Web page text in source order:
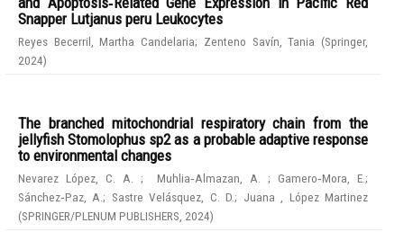
Snapper Lutjanus peru Leukocytes
Reyes Becerril, Martha Candelaria; Zenteno Savín, Tania (Springer,
2024)
The branched mitochondrial respiratory chain from the
jellyfish Stomolophus sp2 as a probable adaptive response
to environmental changes
Nevarez López, C. A. ; Muhlia‑Almazan, A.;Gamero‑Mora, E.;
Sánchez‑Paz, A.; Sastre Velásquez, C. D.; Juana , López Martinez
(SPRINGER/PLENUM PUBLISHERS 2024)